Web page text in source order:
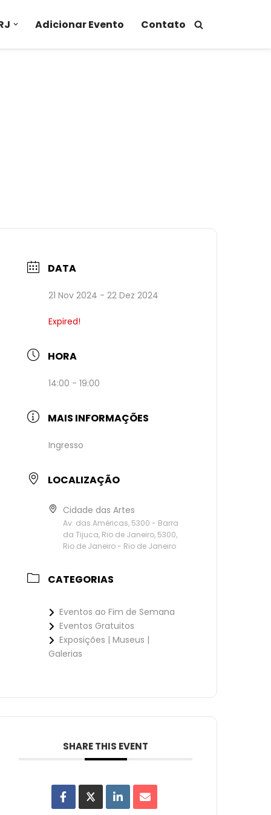
Adicionar Evento Contato
DATA
21 Nov 2024 - 22 Dez 2024
Expired!
HORA
14:00 - 19:00
MAIS INFORMAÇÕES
Ingresso
LOCALIZAÇÃO
Cidade das Artes
Av. das Américas, 5300 - Barra
da Tijuca, Rio de Janeiro, 5300,
Rio de Janeiro - Rio de Janeiro
CATEGORIAS
Eventos ao Fim de Semana
Eventos Gratuitos
Exposições | Museus |
Galerias
SHARE THIS EVENT